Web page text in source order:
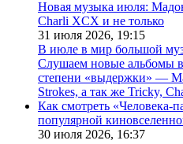
Новая музыка июля:
Charli XCX и не только
31 июля 2026, 19:15
В июле в мир большой
Слушаем новые альбомы
степени «выдержки» —
Strokes, а так же Tricky,
Как смотреть «Человека-
популярной
30 июля 2026, 16:37